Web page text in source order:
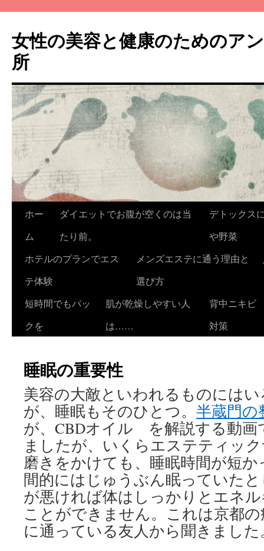
テ
ン
ツ
へ
キ
ッ
女性の美容と健康のためのア
所
ホー
ム
ダイエットでお腹が空くのは当
たり前。
デトックス
や野菜
ホテルのプランでエス
テ体験
メンズエステに通う理由と
選び方
短時間でもパッ
クを
肌が乾燥しやすい人
は……
背中ニキビ
対策
睡眠の重要性
美容の大敵といわれるものには
が、睡眠もそのひとつ。 半蔵門の
が、CBDオイル を解説する動画
ましたが、いくらエステティッ
磨きをかけても、睡眠時間が短
間的にはじゅうぶん眠っていた
が悪ければ体はしっかりとエネ
ことができません。これは京都
に通っている友人から聞きました